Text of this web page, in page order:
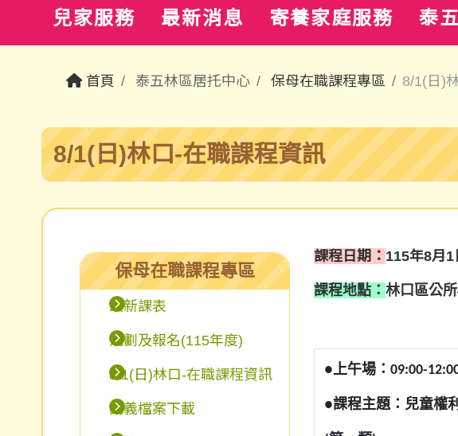
兒家服務 最新消息 寄養家庭服務 泰
首頁 泰五林區居托中心 保母在職課程專區 8/1(日)
8/1(日)林口-在職課程資訊
保母在職課程專區
最新課表
規劃及報名(115年度)
8/1(日)林口-在職課程資訊
講義檔案下載
課程日期： 115年8月
課程地點： 林口區公
●上午場：09:00-
●課程主題：兒童權